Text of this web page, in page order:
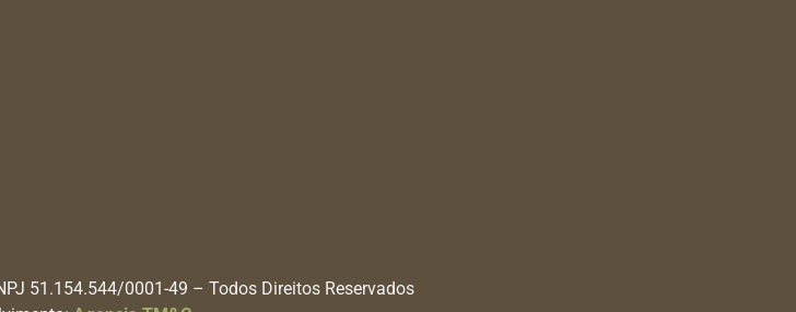
51.154.544/0001-49 – Todos Direitos Reservados